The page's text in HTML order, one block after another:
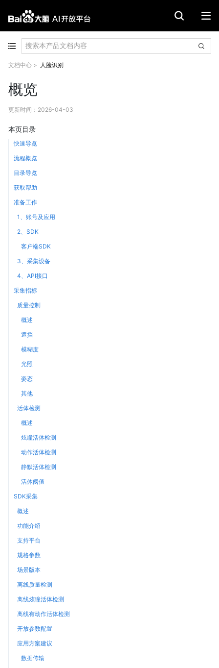
文档中心 > 人脸识别
概览
更新时间 ： 2026-04-03
本页目录
快速导览
流程概览
目录导览
获取帮助
准备工作
1、账号及应用
2、SDK
客户端SDK
3、采集设备
4、API接口
采集指标
质量控制
概述
遮挡
模糊度
光照
姿态
其他
活体检测
概述
炫瞳活体检测
动作活体检测
静默活体检测
活体阈值
SDK采集
概述
功能介绍
支持平台
规格参数
场景版本
离线质量检测
离线炫瞳活体检测
离线有动作活体检测
开放参数配置
应用方案建议
数据传输